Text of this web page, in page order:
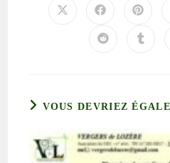
VOUS DEVRIEZ